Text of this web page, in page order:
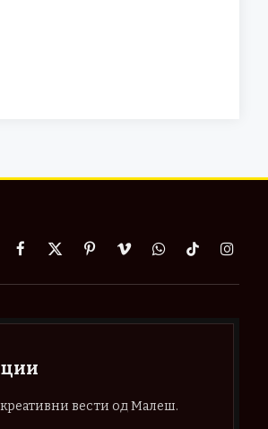
Facebook
X
PinterestVimeoWhatsApp
TikTok
вести од Малеш.